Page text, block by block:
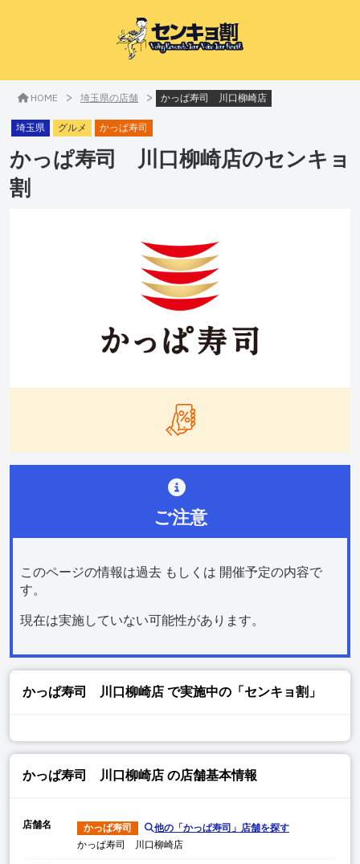
HOME > 埼玉県の店舗 > かっぱ寿司 川口柳崎店
埼玉県 グルメ かっぱ寿司
かっぱ寿司 川口柳崎店のセンキョ
割
ご注意
このページの情報は過去 もしくは 開催予定の内容で
す。
現在は実施していない可能性があります。
かっぱ寿司 川口柳崎店 で実施中の「センキョ割」
かっぱ寿司 川口柳崎店 の店舗基本情報
店舗名 かっぱ寿司 他の「かっぱ寿司 」店舗を探す
かっぱ寿司 川口柳崎店